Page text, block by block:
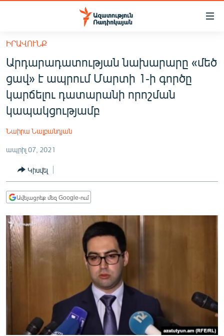
Մատչելիության
հիմնական
բովանդակությանը
հիմնական
մենյուին
Որոնում
ՀԱՅԱՍՏԱՆ
ՔԱՂԱՔԱԿԱՆ
ԸՆՏՐՈՒԹՅՈՒՆՆԵՐ 2026
ՊԱՏԵՐԱԶՄԻ 6 ՇԱԲԱԹՆԵՐԸ
ՏԱՐԱԾԱՇՐՋԱՆ
ՄԻՋԱԶԳԱՅԻՆ
ՄՇԱԿՈՒՅԹ
ՍՊՈՐՏ
ՄԵԿՆԱԲԱՆՈՒԹՅՈՒՆ
ՏՏ ԵՒ ԻՆՏԵՐՆԵՏ
ԿՈՐՈՆԱՎԻՐՈՒՍ
ԻՐԱՎՈՒՆՔ
Արդարադատության նախարարը «մեծ
ցավ» է ապրում Մարտի 1-ի գործը
կարճելու դատարանի որոշման
կապակցությամբ
Նաիրա Նալբանդյան
ապրիլ 07, 2021
Կիսվել
Ավելացրեք մեզ Google-ում